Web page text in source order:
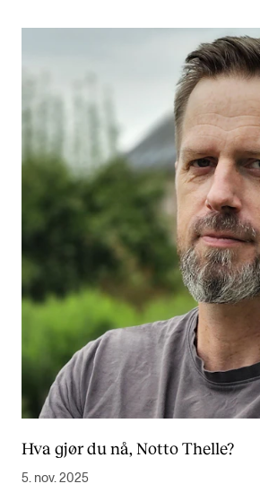
Hva gjør du nå, Notto Thelle?
5. nov. 2025